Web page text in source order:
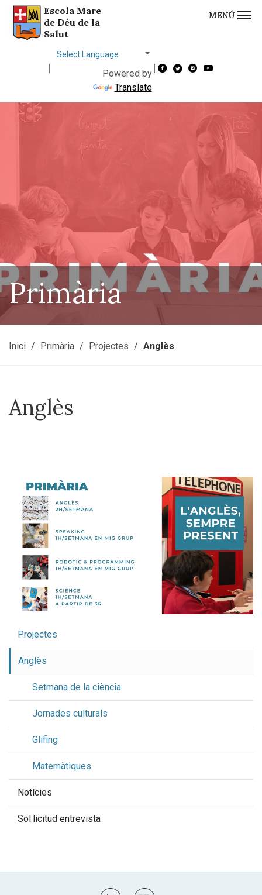
Saltar al contingut
Saltar a la navegació
Informació de contacte MENÚ
Escola Mare
de Déu de la
Salut
language
Powered by
Translate
Primària
Inici Primària Projectes Anglès
Anglès
Projectes
Anglès
Setmana de la ciència
Jornades culturals
Glifing
Matemàtiques
Notícies
Sol·licitud entrevista